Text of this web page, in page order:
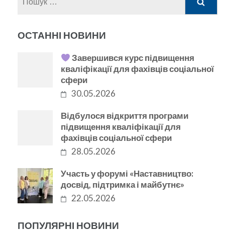
ОСТАННІ НОВИНИ
Завершився курс підвищення
кваліфікації для фахівців соціальної
сфери
30.05.2026
Відбулося відкриття програми
підвищення кваліфікації для
фахівців соціальної сфери
28.05.2026
Участь у форумі «Наставництво:
досвід, підтримка і майбутнє»
22.05.2026
ПОПУЛЯРНІ НОВИНИ